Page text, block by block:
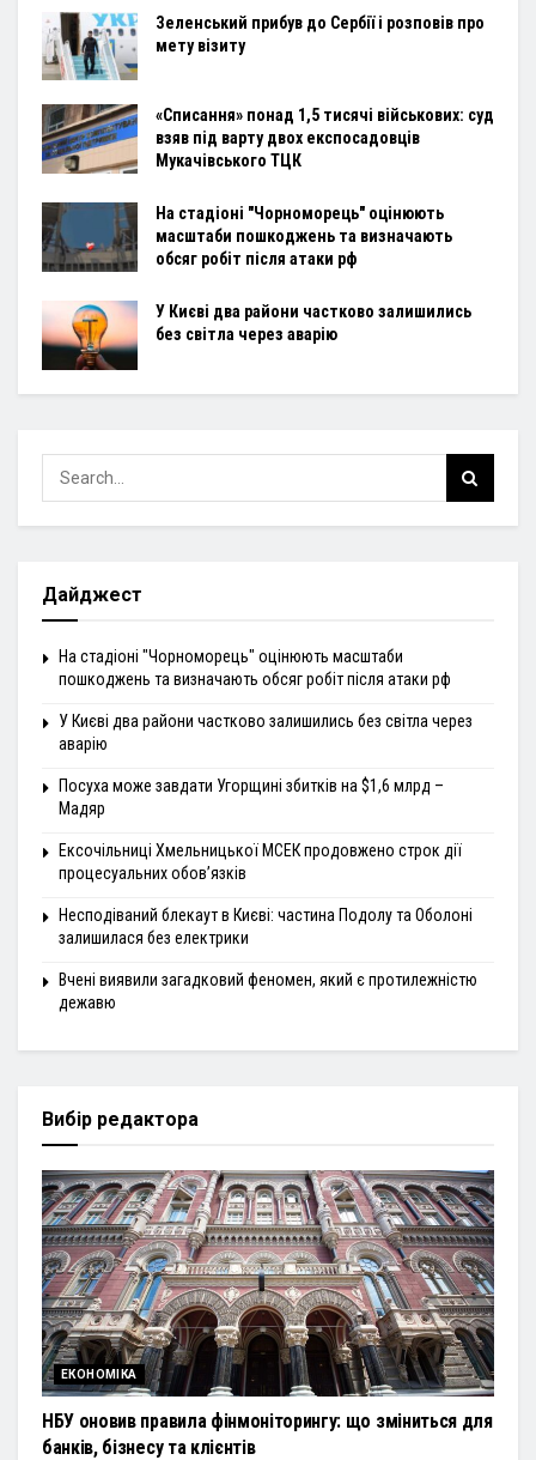
Зеленський прибув до Сербії і розповів про
мету візиту
«Списання» понад 1,5 тисячі військових: суд
взяв під варту двох експосадовців
Мукачівського ТЦК
На стадіоні "Чорноморець" оцінюють
масштаби пошкоджень та визначають
обсяг робіт після атаки рф
У Києві два райони частково залишились
без світла через аварію
Дайджест
На стадіоні "Чорноморець" оцінюють масштаби
пошкоджень та визначають обсяг робіт після атаки рф
У Києві два райони частково залишились без світла через
аварію
Посуха може завдати Угорщині збитків на $1,6 млрд –
Мадяр
Ексочільниці Хмельницької МСЕК продовжено строк дії
процесуальних обов’язків
Несподіваний блекаут в Києві: частина Подолу та Оболоні
залишилася без електрики
Вчені виявили загадковий феномен, який є протилежністю
дежавю
Вибір редактора
ЕКОНОМІКА
НБУ оновив правила фінмоніторингу: що зміниться для
банків, бізнесу та клієнтів